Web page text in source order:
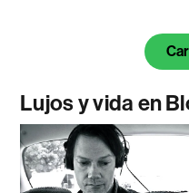
Lujos y vida en